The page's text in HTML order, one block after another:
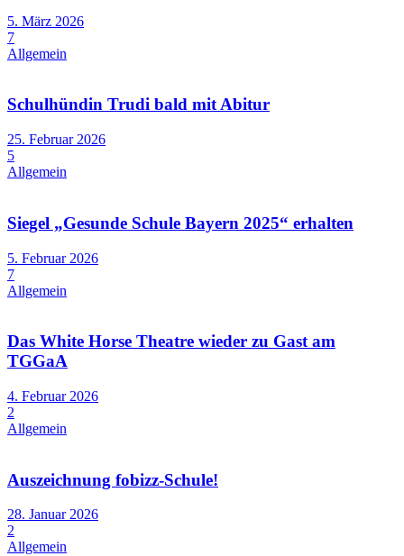
5. März 2026
7
Allgemein
Schulhündin Trudi bald mit Abitur
25. Februar 2026
5
Allgemein
Siegel „Gesunde Schule Bayern 2025“ erhalten
5. Februar 2026
7
Allgemein
Das White Horse Theatre wieder zu Gast am
TGGaA
4. Februar 2026
2
Allgemein
Auszeichnung fobizz-Schule!
28. Januar 2026
2
Allgemein